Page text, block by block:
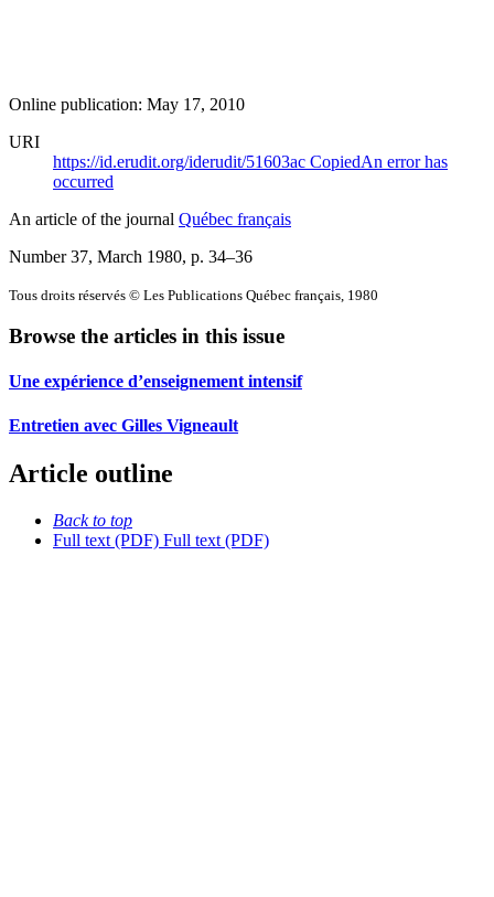
Online publication: May 17, 2010
URI
https://id.erudit.org/iderudit/51603ac CopiedAn error has
occurred
An article of the journal Québec français
Number 37, March 1980, p. 34–36
Tous droits réservés © Les Publications Québec français, 1980
Browse the articles in this issue
Une expérience d’enseignement intensif
Entretien avec Gilles Vigneault
Article outline
Back to top
Full text (PDF) Full text (PDF)